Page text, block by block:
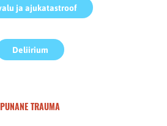
ja ajukatastroof
Deliirium
PUNANE TRAUMA